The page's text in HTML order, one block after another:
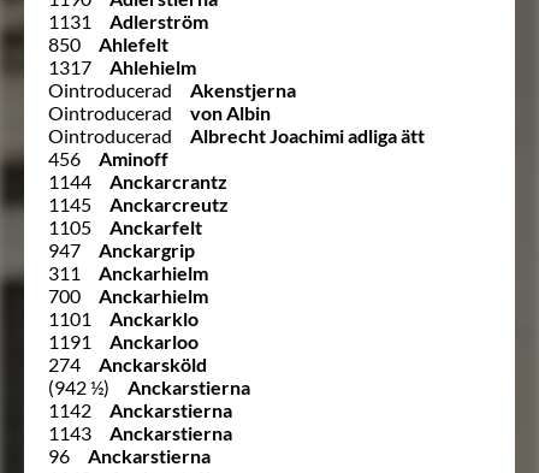
1131
Adlerström
850
Ahlefelt
1317
Ahlehielm
Ointroducerad
Akenstjerna
Ointroducerad
von Albin
Ointroducerad
Albrecht Joachimi adliga ätt
456
Aminoff
1144
Anckarcrantz
1145
Anckarcreutz
1105
Anckarfelt
947
Anckargrip
311
Anckarhielm
700
Anckarhielm
1101
Anckarklo
1191
Anckarloo
274
Anckarsköld
(942 ½)
Anckarstierna
1142
Anckarstierna
1143
Anckarstierna
96
Anckarstierna